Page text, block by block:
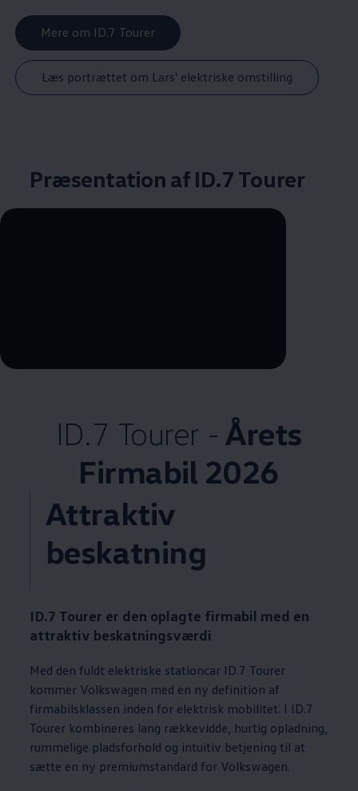
Mere om ID.7 Tourer
Læs portrættet om Lars' elektriske omstilling
Præsentation af ID.7 Tourer
Remaining time, --:--
ID.7 Tourer - Årets
Firmabil 2026
Attraktiv
beskatning
ID.7 Tourer er den oplagte firmabil med en
attraktiv beskatningsværdi
Med den fuldt elektriske stationcar ID.7 Tourer
kommer Volkswagen med en ny definition af
firmabilsklassen inden for elektrisk mobilitet. I ID.7
Tourer kombineres lang rækkevidde, hurtig opladning,
rummelige pladsforhold og intuitiv betjening til at
sætte en ny premiumstandard for Volkswagen.